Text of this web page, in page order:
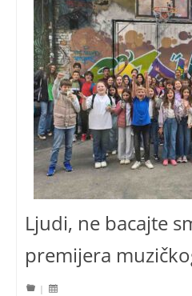
Ljudi, ne bacajte
premijera
|